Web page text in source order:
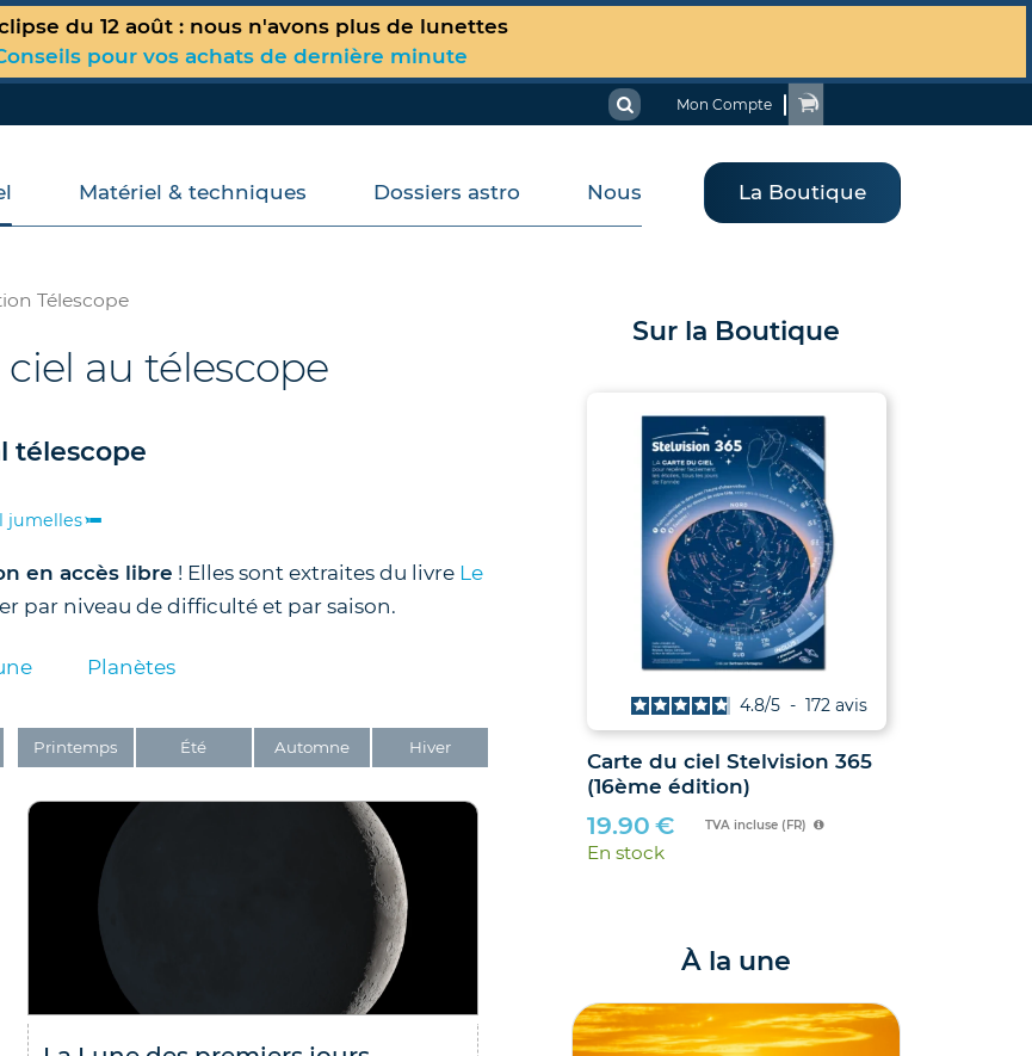
du 12 août : nous n'avons plus de lunettes
pour vos achats de dernière minute
Mon Compte
Matériel & techniques Dossiers astro Nous La Boutique
Télescope
au télescope
télescope
jumelles
en accès libre ! Elles sont extraites du livre Le
par niveau de difficulté et par saison.
Planètes
Printemps Été Automne Hiver
Sur la Boutique
Les Soleils noirs de 2026 et
éclipses des 12 août 2026 et
2 août 2027
TVA incluse (FR)
Carte du ciel Stelvision 365
(16ème édition)
4.8/5 - 172 avis
19.90 € TVA incluse (FR)
En stock
À la une